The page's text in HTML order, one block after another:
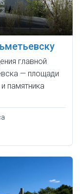
главной
— площади
памятника